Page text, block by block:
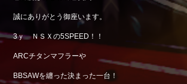
Trade in
買取査定
Blog
Shop info.
店舗紹介
誠にありがとう御座います。
3ｙ ＮＳＸの5SPEED！！
ARCチタンマフラーや
BBSAWを纏った決まった一台！